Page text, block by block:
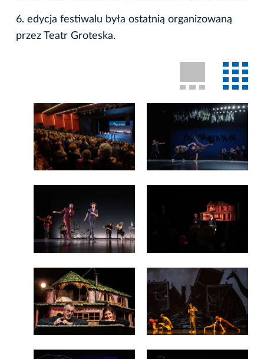
6. edycja festiwalu była ostatnią organizowaną
przez Teatr Groteska.